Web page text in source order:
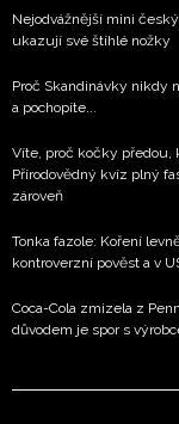
Nejodvážnější mini
ukazují své štíhlé nožky
Proč Skandinávky nikdy
a pochopíte...
Víte, proč kočky předou,
Přírodovědný kvíz plný
zároveň
Tonka fazole: Koření
kontroverzní pověst a v
Coca-Cola zmizela z
důvodem je spor s